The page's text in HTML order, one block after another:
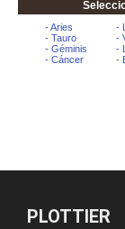
PLOTTIER